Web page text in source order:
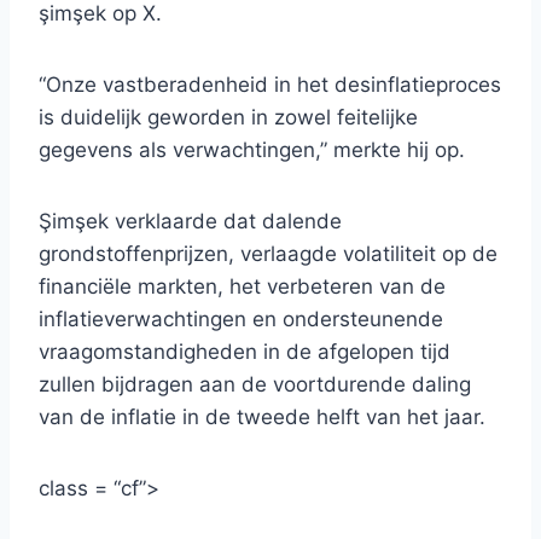
şimşek op X.
“Onze vastberadenheid in het desinflatieproces
is duidelijk geworden in zowel feitelijke
gegevens als verwachtingen,” merkte hij op.
Şimşek verklaarde dat dalende
grondstoffenprijzen, verlaagde volatiliteit op de
financiële markten, het verbeteren van de
inflatieverwachtingen en ondersteunende
vraagomstandigheden in de afgelopen tijd
zullen bijdragen aan de voortdurende daling
van de inflatie in de tweede helft van het jaar.
class = “cf”>